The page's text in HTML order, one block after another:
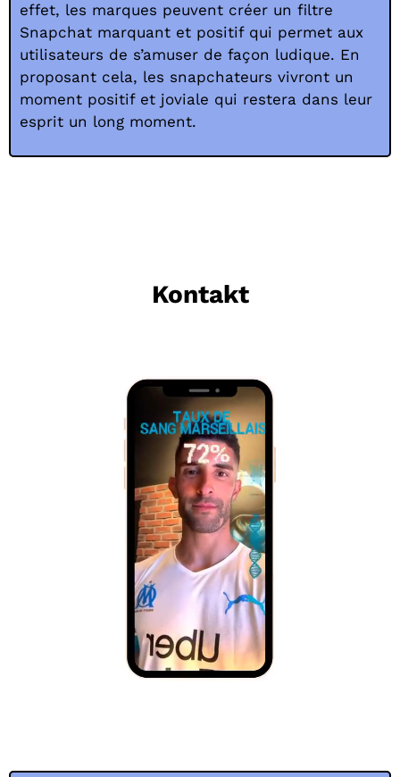
effet, les marques peuvent créer un filtre
Snapchat marquant et positif qui permet aux
utilisateurs de s’amuser de façon ludique. En
proposant cela, les snapchateurs vivront un
moment positif et joviale qui restera dans leur
esprit un long moment.
Kontakt